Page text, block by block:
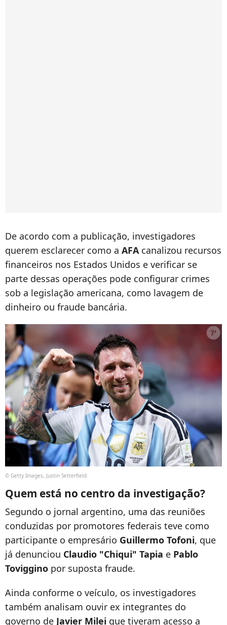
De acordo com a publicação, investigadores
querem esclarecer como a AFAcanalizou recursos
financeiros nos Estados Unidos e verificar se
parte dessas operações pode configurar crimes
sob a legislação americana, como lavagem de
dinheiro ou fraude bancária.
© Getty Images, Justin Setterfield
Quem está no centro da investigação?
Segundo o jornal argentino, uma das reuniões
conduzidas por promotores federais teve como
participante o empresário Guillermo Tofoni, que
já denunciou Claudio "Chiqui" Tapia e Pablo
Toviggino por suposta fraude.
Ainda conforme o veículo, os investigadores
também analisam ouvir ex integrantes do
governo de Javier Milei que tiveram acesso a